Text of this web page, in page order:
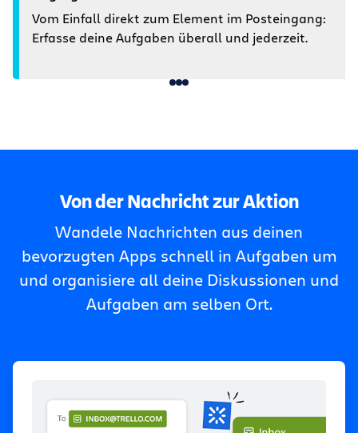
Vom Einfall direkt zum Element im Posteingang:
Erfasse deine Aufgaben überall und jederzeit.
Von der Nachricht zur Aktion
Wandele Nachrichten aus deinen
bevorzugten Apps schnell in Aufgaben um
und organisiere all deine Diskussionen und
Aufgaben am selben Ort.